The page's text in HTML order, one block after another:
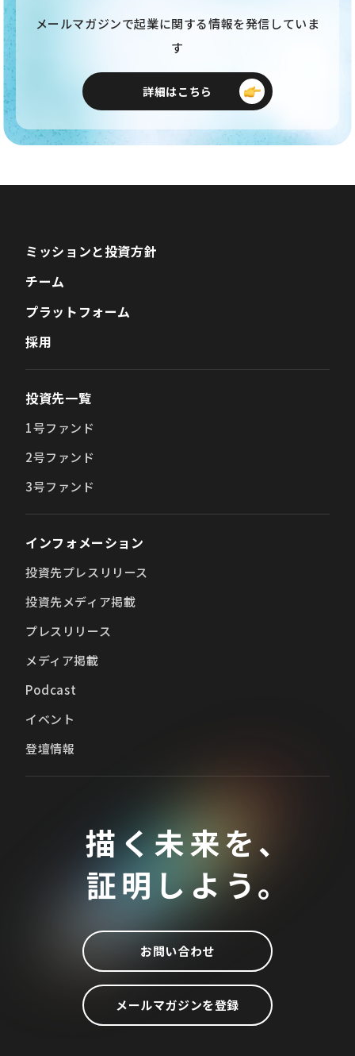
メールマガジンで起業に関する情報を発信していま
す
詳細はこちら
ミッションと投資方針
チーム
プラットフォーム
採用
投資先一覧
1号ファンド
2号ファンド
3号ファンド
インフォメーション
投資先プレスリリース
投資先メディア掲載
プレスリリース
メディア掲載
Podcast
イベント
登壇情報
描く未来を、
証明しよう。
お問い合わせ
メールマガジンを登録